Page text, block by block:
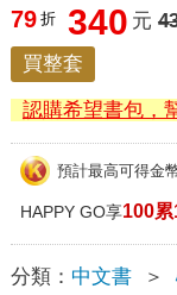
79 折 340 元
買整套
認購希望書包，
預計最高可得金
HAPPY GO享100
分類： 中文書 ＞